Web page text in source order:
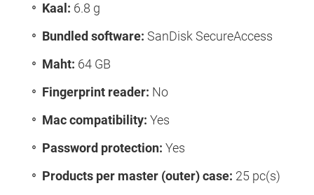
Kaal: 6.8 g
Bundled software: SanDisk SecureAccess
Maht: 64 GB
Fingerprint reader: No
Mac compatibility: Yes
Password protection: Yes
Products per master (outer) case: 25 pc(s)